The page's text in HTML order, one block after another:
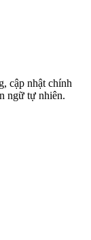
cập nhật chính
ngữ tự nhiên.